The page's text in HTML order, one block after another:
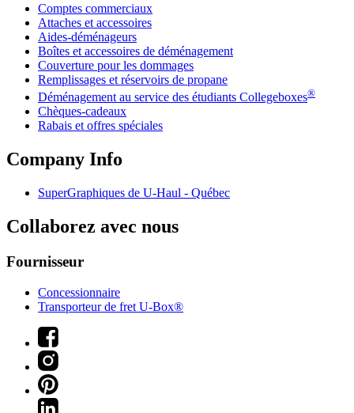
Comptes commerciaux
Attaches et accessoires
Aides-déménageurs
Boîtes et accessoires de déménagement
Couverture pour les dommages
Remplissages et réservoirs de propane
Déménagement au service des étudiants Collegeboxes®
Chèques-cadeaux
Rabais et offres spéciales
Company Info
SuperGraphiques de U-Haul - Québec
Collaborez avec nous
Fournisseur
Concessionnaire
Transporteur de fret U-Box®